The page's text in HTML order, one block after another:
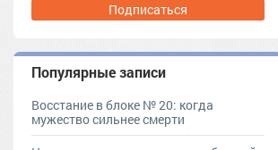
Подписаться
Популярные записи
Восстание в блоке № 20: когда
мужество сильнее смерти